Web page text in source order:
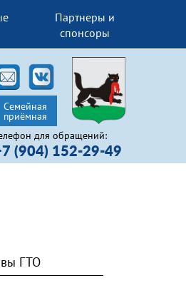
Партнеры и
спонсоры
для обращений:
(904) 152-29-49
Семейная
приёмная
ГТО